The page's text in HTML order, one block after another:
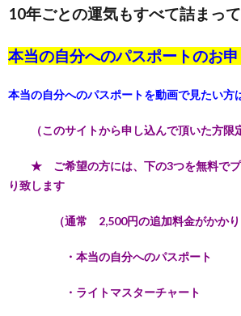
10年ごとの運気もすべて詰まって
本当の自分へのパスポートのお
本当の自分へのパスポートを動画で見たい方
（このサイトから申し込んで頂いた方限
★ ご希望の方には、下の3つを無料でプ
り致します
（通常 2,500円の追加料金がかかり
・本当の自分へのパスポート
・ライトマスターチャート